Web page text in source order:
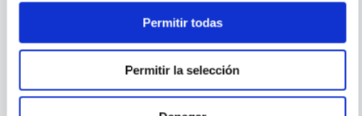
Permitir todas
Permitir la selección
EL TRONO DE LOS CAIDOS UNA EDUCACION MORTAL